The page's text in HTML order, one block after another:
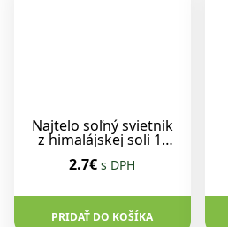
Najtelo soľný svietnik
z himalájskej soli 1-
2.7€ s DPH
PRIDAŤ DO KOŠÍKA